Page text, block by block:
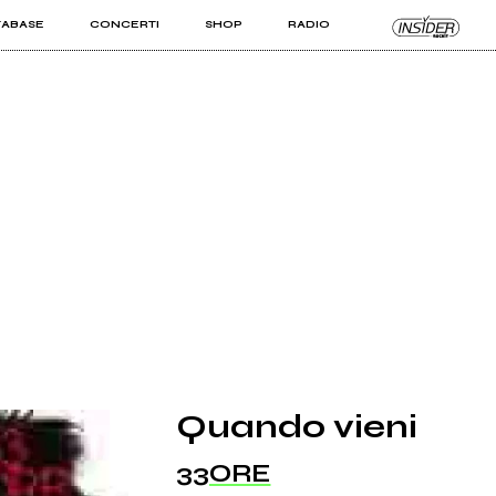
CONCERTI SHOP RADIO
PRO
Quando vieni
33ORE